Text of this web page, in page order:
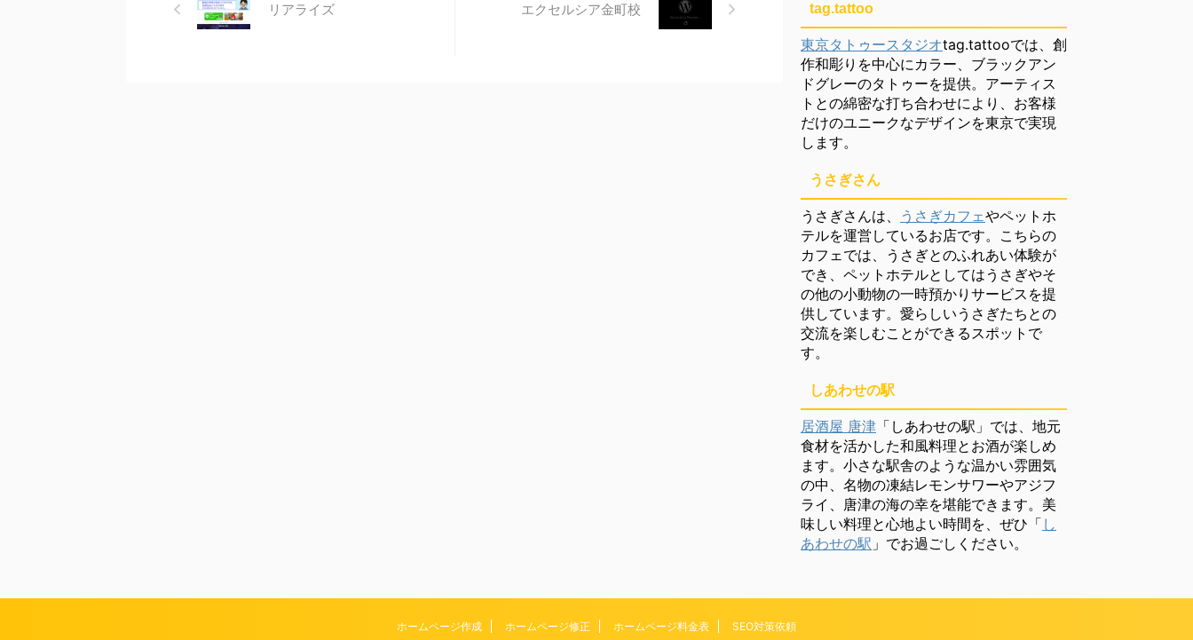
リアライズ エクセルシア金町校 tag.tattoo
東京タトゥースタジオtag.tattooでは、創
作和彫りを中心にカラー、ブラックアン
ドグレーのタトゥーを提供。アーティス
トとの綿密な打ち合わせにより、お客様
だけのユニークなデザインを東京で実現
します。
うさぎさん
うさぎさんは、 うさぎカフェやペットホ
テルを運営しているお店です。こちらの
カフェでは、うさぎとのふれあい体験が
でき、ペットホテルとしてはうさぎやそ
の他の小動物の一時預かりサービスを提
供しています。愛らしいうさぎたちとの
交流を楽しむことができるスポットで
す。
しあわせの駅
居酒屋 唐津 「しあわせの駅」では、地元
食材を活かした和風料理とお酒が楽しめ
ます。小さな駅舎のような温かい雰囲気
の中、名物の凍結レモンサワーやアジフ
ライ、唐津の海の幸を堪能できます。美
味しい料理と心地よい時間を、ぜひ「 し
あわせの駅 」でお過ごしください。
ホームページ作成 ホームページ修正 ホームページ料金表 SEO対策依頼